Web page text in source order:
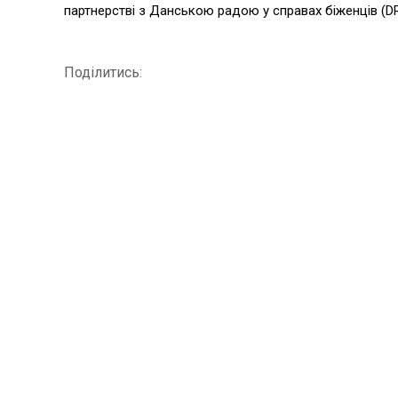
партнерстві з Данською радою у справах біженців
Поділитись: